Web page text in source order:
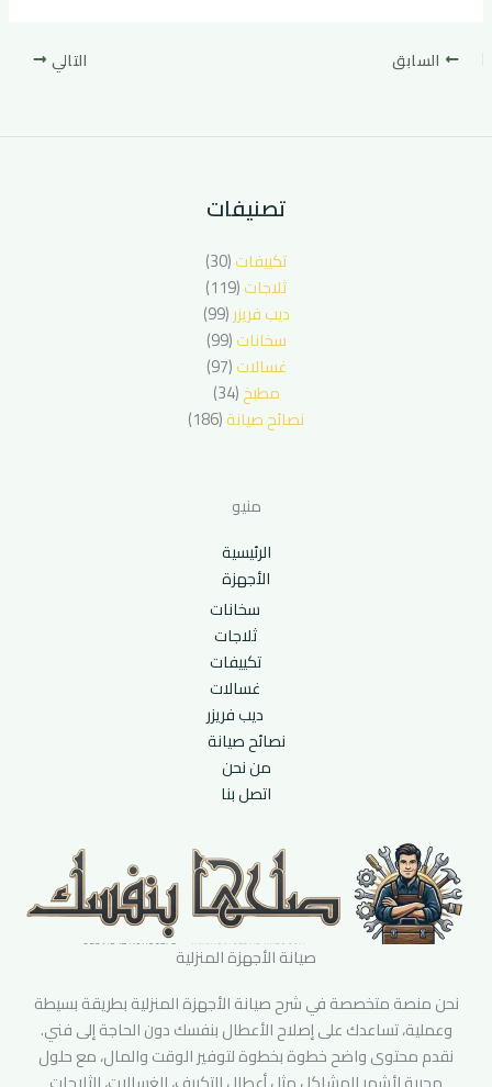
السابق التالي
تصنيفات
تكييفات(30)
ثلاجات(119)
ديب فريزر(99)
سخانات(99)
غسالات(97)
مطبخ(34)
نصائح صيانة(186)
منيو
الرئيسية
الأجهزة
سخانات
ثلاجات
تكييفات
غسالات
ديب فريزر
نصائح صيانة
من نحن
اتصل بنا
صيانة الأجهزة المنزلية
نحن منصة متخصصة في شرح صيانة الأجهزة المنزلية بطريقة بسيطة
وعملية، تساعدك على إصلاح الأعطال بنفسك دون الحاجة إلى فني.
نقدم محتوى واضح خطوة بخطوة لتوفير الوقت والمال، مع حلول